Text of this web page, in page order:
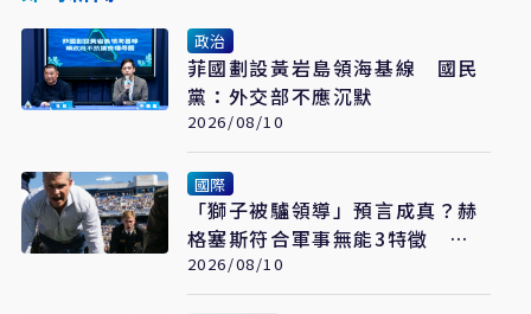
政治
菲國劃設黃岩島領海基線 國民
黨：外交部不應沉默
2026/08/10
國際
「獅子被驢領導」預言成真？赫
格塞斯符合軍事無能3特徵
《軍事無能心理學》半世紀後受
矚目
2026/08/10